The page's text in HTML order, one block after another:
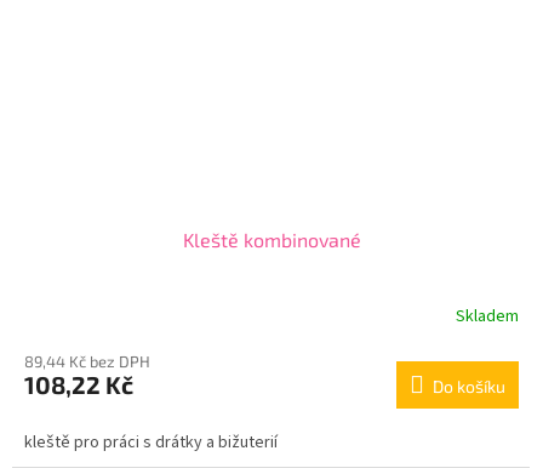
Kleště kombinované
Skladem
89,44 Kč bez DPH
108,22 Kč Do košíku
kleště pro práci s drátky a bižuterií